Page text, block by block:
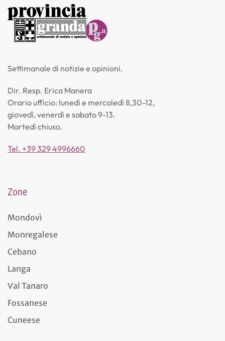
Settimanale di notizie e opinioni.
Dir. Resp. Erica Manera
Orario ufficio: lunedì e mercoledì 8,30-12,
giovedì, venerdì e sabato 9-13.
Martedì chiuso.
Tel. +39 329 4996660
Zone
Mondovì
Monregalese
Cebano
Langa
Val Tanaro
Fossanese
Cuneese